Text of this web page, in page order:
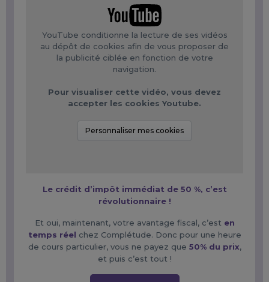
YouTube conditionne la lecture de ses vidéos
au dépôt de cookies afin de vous proposer de
la publicité ciblée en fonction de votre
navigation.
Pour visualiser cette vidéo, vous devez
accepter les cookies Youtube.
Personnaliser mes cookies
Le crédit d’impôt immédiat de 50 %, c’est
révolutionnaire !
Et oui, maintenant, votre avantage fiscal, c’est en
temps réel chez Complétude. Donc pour une heure
de cours particulier, vous ne payez que 50% du prix,
et puis c’est tout !